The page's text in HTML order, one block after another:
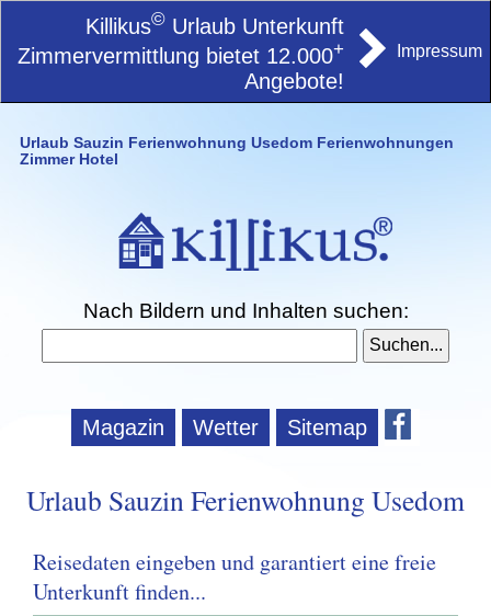
Killikus© Urlaub Unterkunft
Zimmervermittlung bietet 12.000+
Angebote!
Impressum
Urlaub Sauzin Ferienwohnung Usedom Ferienwohnungen
Zimmer Hotel
Nach Bildern und Inhalten suchen:
Magazin Wetter Sitemap
Urlaub Sauzin Ferienwohnung Usedom
Reisedaten eingeben und garantiert eine freie
Unterkunft finden...